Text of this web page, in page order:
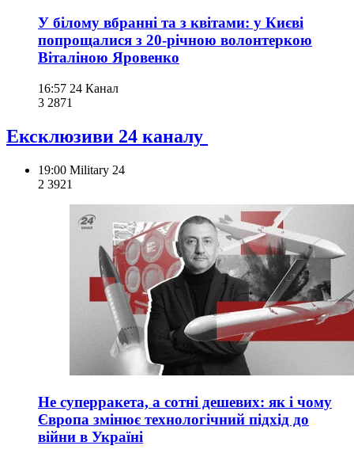
У білому вбранні та з квітами: у Києві
попрощалися з 20-річною волонтеркою
Віталіною Яровенко
16:57 24 Канал
3 2871
Ексклюзиви 24 каналу
19:00 Military 24
2 3921
Не суперракета, а сотні дешевих: як і чому
Європа змінює технологічний підхід до
війни в Україні